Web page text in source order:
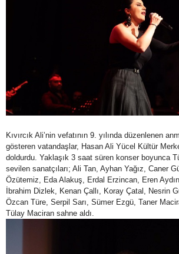
Kıvırcık Ali’nin vefatının 9. yılında düzenlenen
gösteren vatandaşlar, Hasan Ali Yücel Kültür
doldurdu. Yaklaşık 3 saat süren konser boyunca
sevilen sanatçıları; Ali Tan, Ayhan Yağız, Caner
Özütemiz, Eda Alakuş, Erdal Erzincan, Eren
İbrahim Dizlek, Kenan Çallı, Koray Çatal, Nesrin
Özcan Türe, Serpil Sarı, Sümer Ezgü, Taner
Tülay Maciran sahne aldı.